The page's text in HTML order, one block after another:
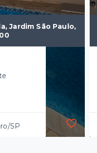
Jardim São Paulo,
SP